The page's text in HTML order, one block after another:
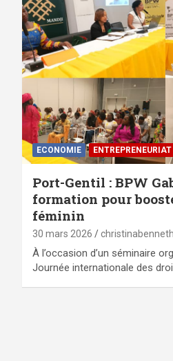
ECONOMIE ENTREPRENEURIAT
Port-Gentil : BPW
formation pour
féminin
30 mars 2026 christinabenneth
À l’occasion d’un séminaire
Journée internationale des